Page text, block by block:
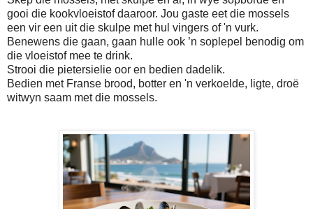
gooi die kookvloeistof daaroor. Jou gaste eet die mossels
een vir een uit die skulpe met hul vingers of 'n vurk.
Benewens die gaan, gaan hulle ook ’n soplepel benodig om
die vloeistof mee te drink.
Strooi die pietersielie oor en bedien dadelik.
Bedien met Franse brood, botter en 'n verkoelde, ligte, droë
witwyn saam met die mossels.